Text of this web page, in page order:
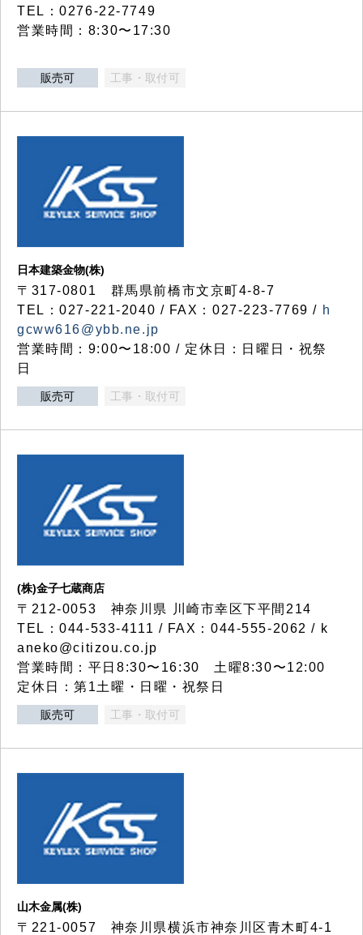
TEL：0276-22-7749
営業時間：8:30〜17:30
販売可 工事・取付可
日本建築金物(株)
〒317‐0801 群馬県前橋市文京町4-8-7
TEL：027-221-2040 / FAX：027-223-7769 / h
gcww616@ybb.ne.jp
営業時間：9:00〜18:00 / 定休日：日曜日・祝祭
日
販売可 工事・取付可
(株)金子七蔵商店
〒212-0053 神奈川県 川崎市幸区下平間214
TEL：044-533-4111 / FAX：044-555-2062 / k
aneko@citizou.co.jp
営業時間：平日8:30〜16:30 土曜8:30〜12:00
定休日：第1土曜・日曜・祝祭日
販売可 工事・取付可
山木金属(株)
〒221-0057 神奈川県横浜市神奈川区青木町4-1